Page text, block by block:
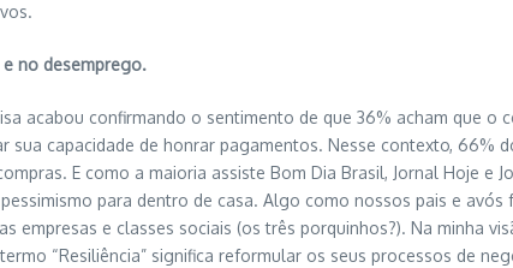
no desemprego.
acabou confirmando o sentimento de que 36% acham que
sua capacidade de honrar pagamentos. Nesse contexto,
E como a maioria assiste Bom Dia Brasil, Jornal Hoje
para dentro de casa. Algo como nossos pais e
empresas e classes sociais (os três porquinhos?). Na minha
“Resiliência” significa reformular os seus processos de